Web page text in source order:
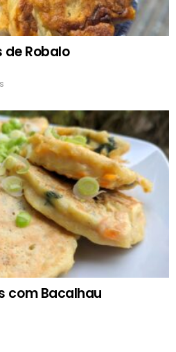
de Robalo
com Bacalhau